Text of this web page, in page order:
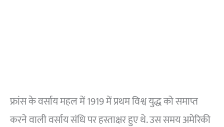
फ्रांस के वर्साय महल में 1919 में प्रथम विश्व युद्ध को समाप्त
करने वाली वर्साय संधि पर हस्ताक्षर हुए थे. उस समय अमेरिकी